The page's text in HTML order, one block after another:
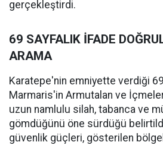
gerçekleştirdi.
69 SAYFALIK İFADE
ARAMA
Karatepe'nin emniyette verdiği
Marmaris'in Armutalan ve
uzun namlulu silah, tabanca ve
gömdüğünü öne sürdüğü
güvenlik güçleri, gösterilen